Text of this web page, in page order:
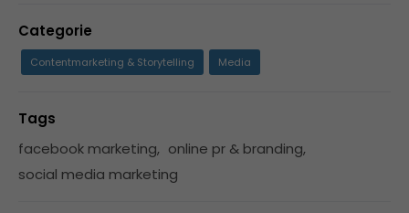
Categorie
Contentmarketing & Storytelling Media
Tags
facebook marketing, online pr & branding,
social media marketing